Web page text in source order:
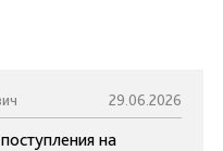
29.06.2026
на